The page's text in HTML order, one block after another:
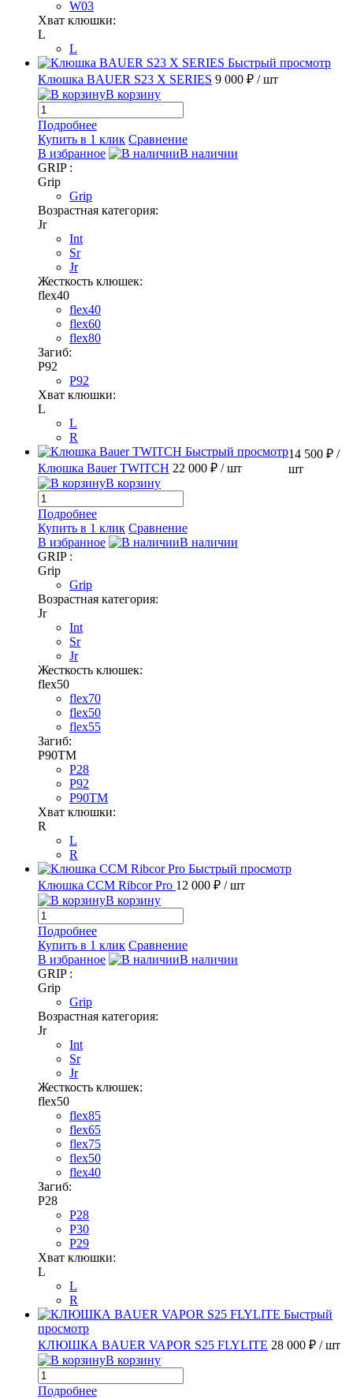
W03
Хват клюшки:
L
L
Быстрый просмотр
Клюшка BAUER S23 X SERIES 9 000 ₽ / шт
В корзину
Подробнее
Купить в 1 клик Сравнение
В избранное
В наличии
GRIP :
Grip
Grip
Возрастная категория:
Jr
Int
Sr
Jr
Жесткость клюшек:
flex40
flex40
flex60
flex80
Загиб:
P92
P92
Хват клюшки:
L
L
R
Быстрый просмотр
Клюшка Bauer TWITCH 22 000 ₽ / шт
В корзину
Подробнее
Купить в 1 клик Сравнение
В избранное
В наличии
GRIP :
Grip
Grip
Возрастная категория:
Jr
Int
Sr
Jr
Жесткость клюшек:
flex50
flex70
flex50
flex55
Загиб:
P90TM
P28
P92
P90TM
Хват клюшки:
R
L
R
Быстрый просмотр
Клюшка CCM Ribcor Pro 12 000 ₽ / шт
В корзину
Подробнее
Купить в 1 клик Сравнение
В избранное
В наличии
GRIP :
Grip
Grip
Возрастная категория:
Jr
Int
Sr
Jr
Жесткость клюшек:
flex50
flex85
flex65
flex75
flex50
flex40
Загиб:
P28
P28
P30
P29
Хват клюшки:
L
L
R
Быстрый
просмотр
КЛЮШКА BAUER VAPOR S25 FLYLITE 28 000 ₽ / шт
В корзину
Подробнее
14 500 ₽ /
шт